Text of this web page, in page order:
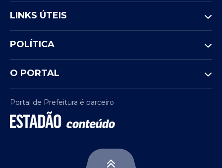
LINKS ÚTEIS
POLÍTICA
O PORTAL
Portal de Prefeitura é parceiro